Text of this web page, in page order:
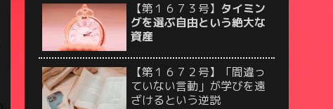
【第１６７３号】 タイミン
グを選ぶ自由という絶大な
資産
【第１６７２号】「間違っ
ていない言動」が学びを遠
ざけるという逆説